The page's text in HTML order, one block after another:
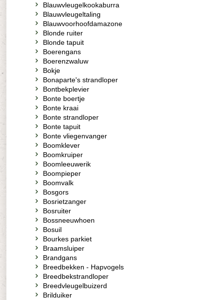
Blauwvleugelkookaburra
Blauwvleugeltaling
Blauwvoorhoofdamazone
Blonde ruiter
Blonde tapuit
Boerengans
Boerenzwaluw
Bokje
Bonaparte's strandloper
Bontbekplevier
Bonte boertje
Bonte kraai
Bonte strandloper
Bonte tapuit
Bonte vliegenvanger
Boomklever
Boomkruiper
Boomleeuwerik
Boompieper
Boomvalk
Bosgors
Bosrietzanger
Bosruiter
Bossneeuwhoen
Bosuil
Bourkes parkiet
Braamsluiper
Brandgans
Breedbekken - Hapvogels
Breedbekstrandloper
Breedvleugelbuizerd
Brilduiker